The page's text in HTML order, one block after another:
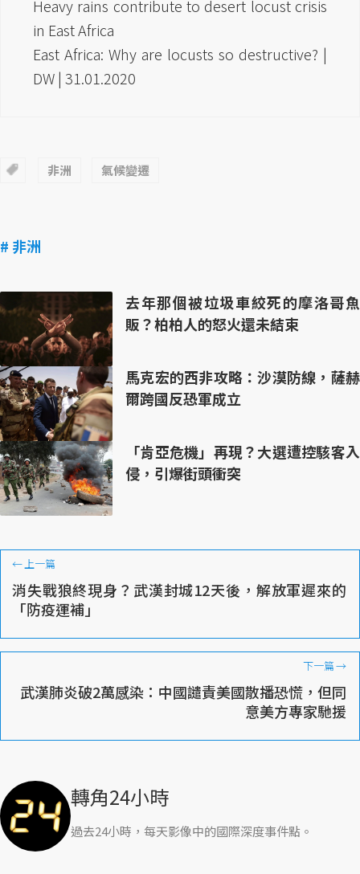
Heavy rains contribute to desert locust crisis
in East Africa
East Africa: Why are locusts so destructive? |
DW | 31.01.2020
非洲 氣候變遷
# 非洲
去年那個被垃圾車絞死的摩洛哥魚
販？柏柏人的怒火還未結束
馬克宏的西非攻略：沙漠防線，薩赫
爾跨國反恐軍成立
「肯亞危機」再現？大選遭控駭客入
侵，引爆街頭衝突
←上一篇
消失戰狼終現身？武漢封城12天後，解放軍遲來的
「防疫運補」
下一篇→
武漢肺炎破2萬感染：中國譴責美國散播恐慌，但同
意美方專家馳援
轉角24小時
過去24小時，每天影像中的國際深度事件點。